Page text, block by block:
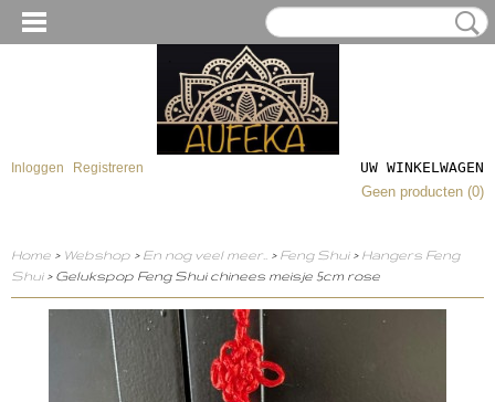
Inloggen Registreren
UW WINKELWAGEN
Geen producten (0)
Home > Webshop > En nog veel meer.. > Feng Shui> Hangers Feng
Shui> Gelukspop Feng Shui chinees meisje 5cm rose